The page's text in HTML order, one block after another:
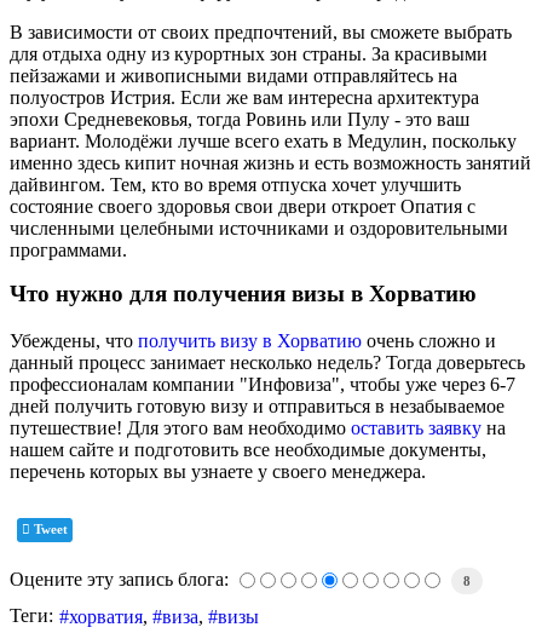
В зависимости от своих предпочтений, вы сможете выбрать
для отдыха одну из курортных зон страны. За красивыми
пейзажами и живописными видами отправляйтесь на
полуостров Истрия. Если же вам интересна архитектура
эпохи Средневековья, тогда Ровинь или Пулу - это ваш
вариант. Молодёжи лучше всего ехать в Медулин, поскольку
именно здесь кипит ночная жизнь и есть возможность занятий
дайвингом. Тем, кто во время отпуска хочет улучшить
состояние своего здоровья свои двери откроет Опатия с
численными целебными источниками и оздоровительными
программами.
Что нужно для получения визы в Хорватию
Убеждены, что получить визу в Хорватию очень сложно и
данный процесс занимает несколько недель? Тогда доверьтесь
профессионалам компании "Инфовиза", чтобы уже через 6-7
дней получить готовую визу и отправиться в незабываемое
путешествие! Для этого вам необходимо оставить заявку на
нашем сайте и подготовить все необходимые документы,
перечень которых вы узнаете у своего менеджера.
Tweet
Оцените эту запись блога: 8
Теги: хорватия виза визы